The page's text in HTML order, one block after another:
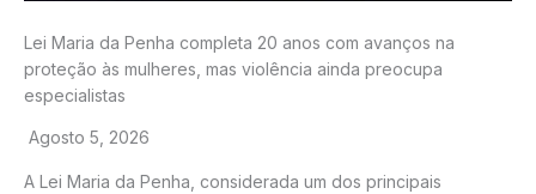
Lei Maria da Penha completa 20 anos com avanços na
proteção às mulheres, mas violência ainda preocupa
especialistas
Agosto 5, 2026
A Lei Maria da Penha, considerada um dos principais